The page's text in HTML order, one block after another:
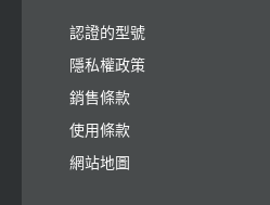
認證的型號
隱私權政策
銷售條款
使用條款
網站地圖